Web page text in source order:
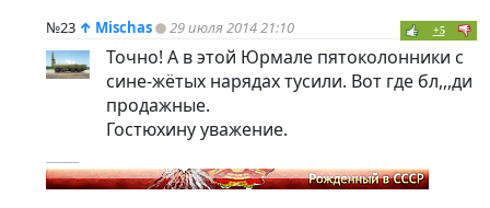
№23 ↑ Mischas 29 июля 2014 21:10 +5
Точно! А в этой Юрмале пятоколонники с
сине-жётых нарядах тусили. Вот где бл,,,ди
продажные.
Гостюхину уважение.
----------